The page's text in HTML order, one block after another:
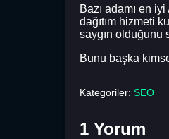
Bazı adamı en
dağıtım hizmeti
saygın olduğunu
Bunu başka
Kategoriler: SEO
1 Yorum